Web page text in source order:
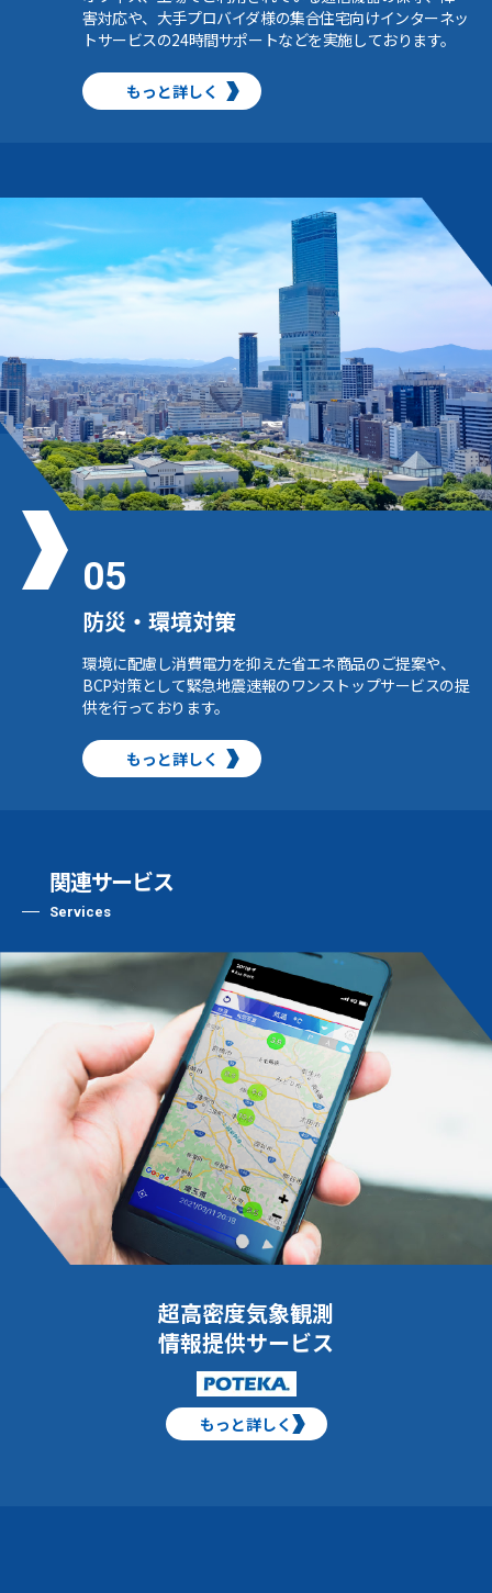
害対応や、大手プロバイダ様の集合住宅向けインターネッ
トサービスの24時間サポートなどを実施しております。
もっと詳しく
05
防災・環境対策
環境に配慮し消費電力を抑えた省エネ商品のご提案や、
BCP対策として緊急地震速報のワンストップサービスの提
供を行っております。
もっと詳しく
関連サービス
Services
超高密度気象観測
情報提供サービス
もっと詳しく